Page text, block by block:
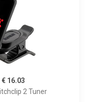
€ 16.03
2 Tuner